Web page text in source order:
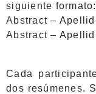
siguiente formato:
Abstract –
Abstract –
Cada
dos resúmenes.